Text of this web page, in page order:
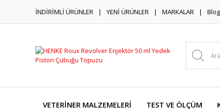
İNDİRİMLİ ÜRÜNLER YENİ ÜRÜNLER MARKALAR Blog
VETERİNER MALZEMELERİ TEST VE ÖLÇÜM